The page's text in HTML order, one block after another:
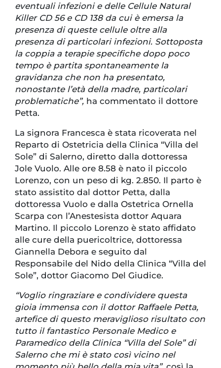
eventuali infezioni e delle Cellule Natural
Killer CD 56 e CD 138 da cui è emersa la
presenza di queste cellule oltre alla
presenza di particolari infezioni. Sottoposta
la coppia a terapie specifiche dopo poco
tempo è partita spontaneamente la
gravidanza che non ha presentato,
nonostante l’età della madre, particolari
problematiche”, ha commentato il dottore
Petta.
La signora Francesca è stata ricoverata nel
Reparto di Ostetricia della Clinica “Villa del
Sole” di Salerno, diretto dalla dottoressa
Jole Vuolo. Alle ore 8.58 è nato il piccolo
Lorenzo, con un peso di kg. 2.850. Il parto è
stato assistito dal dottor Petta, dalla
dottoressa Vuolo e dalla Ostetrica Ornella
Scarpa con l’Anestesista dottor Aquara
Martino. Il piccolo Lorenzo è stato affidato
alle cure della puericoltrice, dottoressa
Giannella Debora e seguito dal
Responsabile del Nido della Clinica “Villa del
Sole”, dottor Giacomo Del Giudice.
“Voglio ringraziare e condividere questa
gioia immensa con il dottor Raffaele Petta,
artefice di questo meraviglioso risultato con
tutto il fantastico Personale Medico e
Paramedico della Clinica “Villa del Sole” di
Salerno che mi è stato così vicino nel